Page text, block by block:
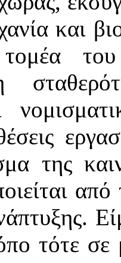
και
η
της
τότε